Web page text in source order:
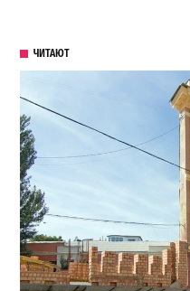
ЧИТАЮТ